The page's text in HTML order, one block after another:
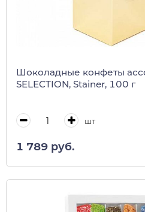
Шоколадные конфеты
SELECTION, Stainer, 100 г
шт
1 789 руб.